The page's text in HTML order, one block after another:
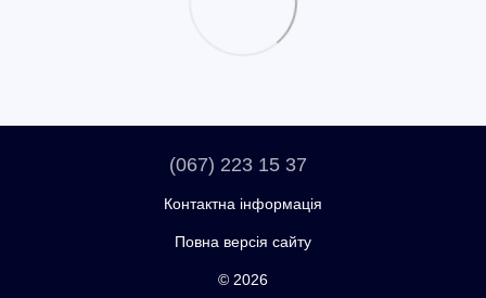
(067) 223 15 37
Контактна інформація
Повна версія сайту
© 2026